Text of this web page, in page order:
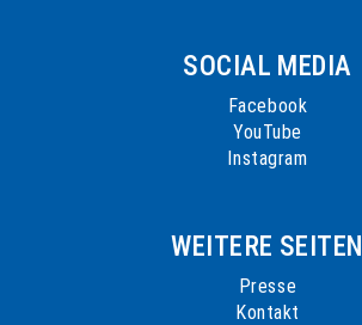
SOCIAL MEDIA
Facebook
YouTube
Instagram
WEITERE SEITEN
Presse
Kontakt